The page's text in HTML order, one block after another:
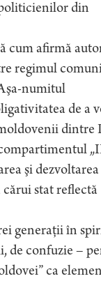
din
cum afirmă
regimul
numitul
de a
dintre
şi
stat reflectă
generaţii în
de confuzie –
ca